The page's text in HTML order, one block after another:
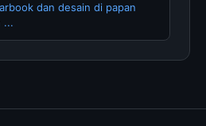
dan desain di papan
...